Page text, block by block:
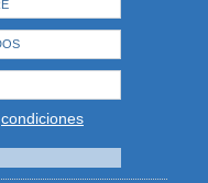
condiciones